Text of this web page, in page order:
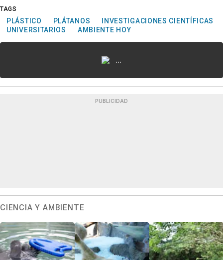
TAGS
PLÁSTICO PLÁTANOS
INVESTIGACIONES CIENTÍFICAS
UNIVERSITARIOS
AMBIENTE HOY
...
PUBLICIDAD
CIENCIA Y AMBIENTE